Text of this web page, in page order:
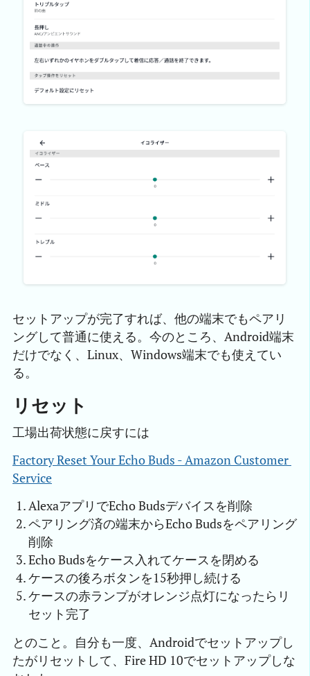
セットアップが完了すれば、他の端末でもペアリ
ングして普通に使える。今のところ、Android端末
だけでなく、Linux、Windows端末でも使えてい
る。
リセット
工場出荷状態に戻すには
Factory Reset Your Echo Buds - Amazon Customer
Service
AlexaアプリでEcho Budsデバイスを削除
ペアリング済の端末からEcho Budsをペアリング
削除
Echo Budsをケース入れてケースを閉める
ケースの後ろボタンを15秒押し続ける
ケースの赤ランプがオレンジ点灯になったらリ
セット完了
とのこと。自分も一度、Androidでセットアップし
たがリセットして、Fire HD 10でセットアップしな